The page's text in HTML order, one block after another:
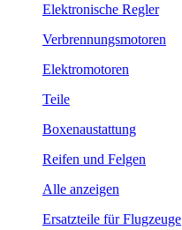
Elektronische Regler
Verbrennungsmotoren
Elektromotoren
Teile
Boxenaustattung
Reifen und Felgen
Alle anzeigen
Ersatzteile für Flugzeuge